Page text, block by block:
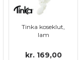
Tinka koseklut,
lam
kr. 169,00